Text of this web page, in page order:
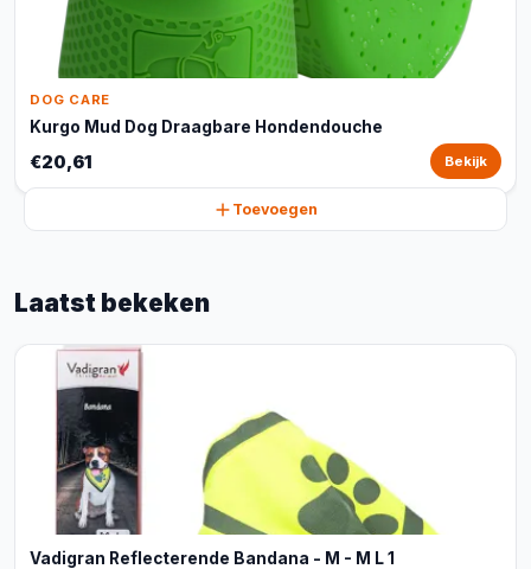
DOG CARE
Kurgo Mud Dog Draagbare Hondendouche
€20,61 Bekijk
Toevoegen
Laatst bekeken
Vadigran Reflecterende Bandana - M - M L 1